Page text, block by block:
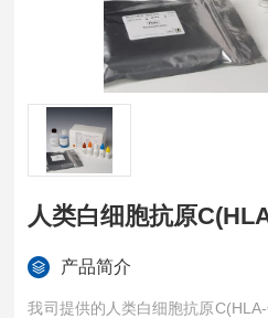
人类白细胞抗原
产品简介
我司提供的人类白细胞抗原